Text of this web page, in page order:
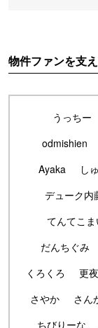
物件ファンを支
うっちー
odmishien
Ayaka
し
デューク内
てんてこ
だんちぐみ
くろくろ
更夜
さやか
さん
ちびりーな